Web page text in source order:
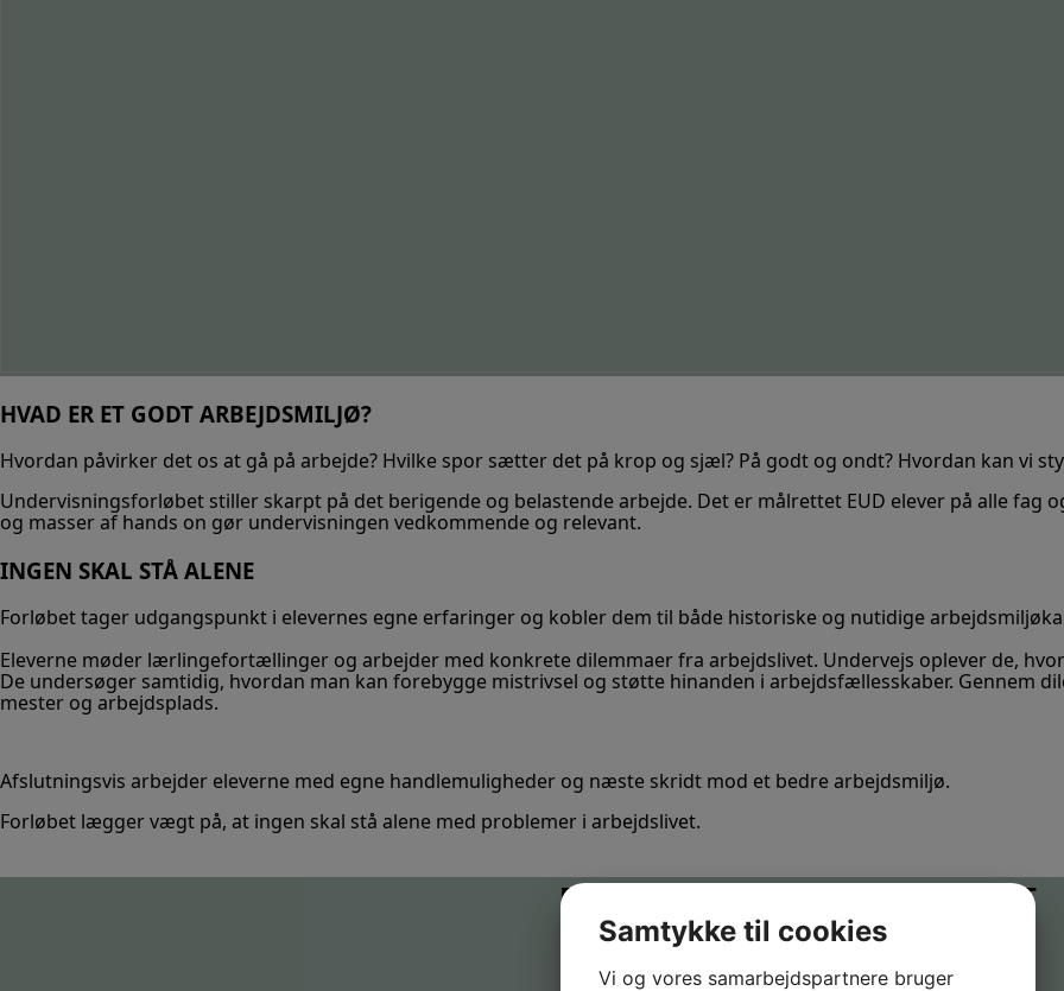
HVAD ER ET GODT ARBEJDSMILJØ?
Hvordan påvirker det os at gå på arbejde? Hvilke spor sætter det på krop og sjæl? På godt og ondt? Hvordan kan vi
Undervisningsforløbet stiller skarpt på det berigende og belastende arbejde. Det er målrettet EUD elever på alle fag
og masser af hands on gør undervisningen vedkommende og relevant.
INGEN SKAL STÅ ALENE
Forløbet tager udgangspunkt i elevernes egne erfaringer og kobler dem til både historiske og nutidige
Eleverne møder lærlingefortællinger og arbejder med konkrete dilemmaerfra arbejdslivet. Undervejs oplever de,
De undersøger samtidig, hvordan man kan forebygge mistrivsel og støtte hinanden i arbejdsfællesskaber. Gennem
mester og arbejdsplads.
Afslutningsvis arbejder eleverne med egne handlemuligheder og næste skridt mod et bedre arbejdsmiljø.
Forløbet lægger vægt på, at ingen skal stå alene med problemer i arbejdslivet.
BOOK UNDERVISNINGSFORLØBET
Samtykke til cookies
Vi og vores samarbejdspartnere bruger